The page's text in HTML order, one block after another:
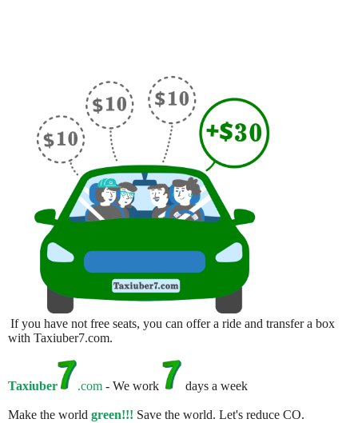
If you have not free seats, you can offer a ride and transfer a box
with Taxiuber7.com.
Taxiuber .com - We work days a week
Make the world green!!! Save the world. Let's reduce CO.